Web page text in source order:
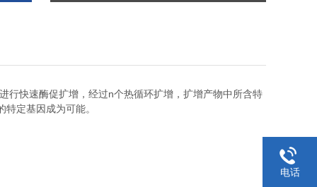
行快速酶促扩增，经过n个热循环扩增，扩增产物中所含特
定基因成为可能。
电话